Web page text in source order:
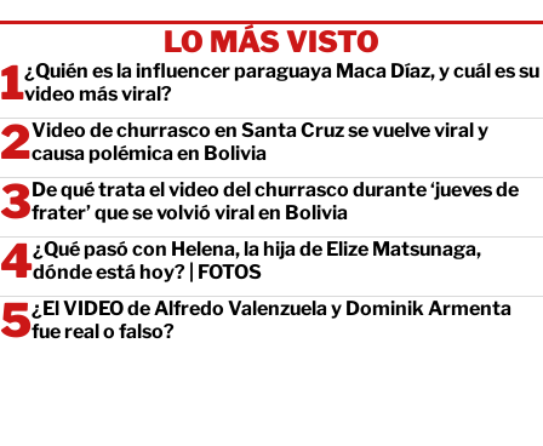
LO MÁS VISTO
¿Quién es la influencer paraguaya Maca Díaz, y cuál es su
video más viral?
Video de churrasco en Santa Cruz se vuelve viral y
causa polémica en Bolivia
De qué trata el video del churrasco durante ‘jueves de
frater’ que se volvió viral en Bolivia
¿Qué pasó con Helena, la hija de Elize Matsunaga,
dónde está hoy? | FOTOS
¿El VIDEO de Alfredo Valenzuela y Dominik Armenta
fue real o falso?